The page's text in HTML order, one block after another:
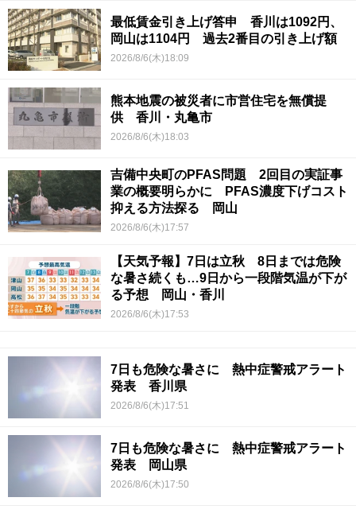
最低賃金引き上げ答申 香川は1092円、
岡山は1104円 過去2番目の引き上げ額
2026/8/6(木)18:09
熊本地震の被災者に市営住宅を無償提
供 香川・丸亀市
2026/8/6(木)18:03
吉備中央町のPFAS問題 2回目の実証事
業の概要明らかに PFAS濃度下げコスト
抑える方法探る 岡山
2026/8/6(木)17:57
【天気予報】7日は立秋 8日までは危険
な暑さ続くも…9日から一段階気温が下が
る予想 岡山・香川
2026/8/6(木)17:53
7日も危険な暑さに 熱中症警戒アラート
発表 香川県
2026/8/6(木)17:51
7日も危険な暑さに 熱中症警戒アラート
発表 岡山県
2026/8/6(木)17:50